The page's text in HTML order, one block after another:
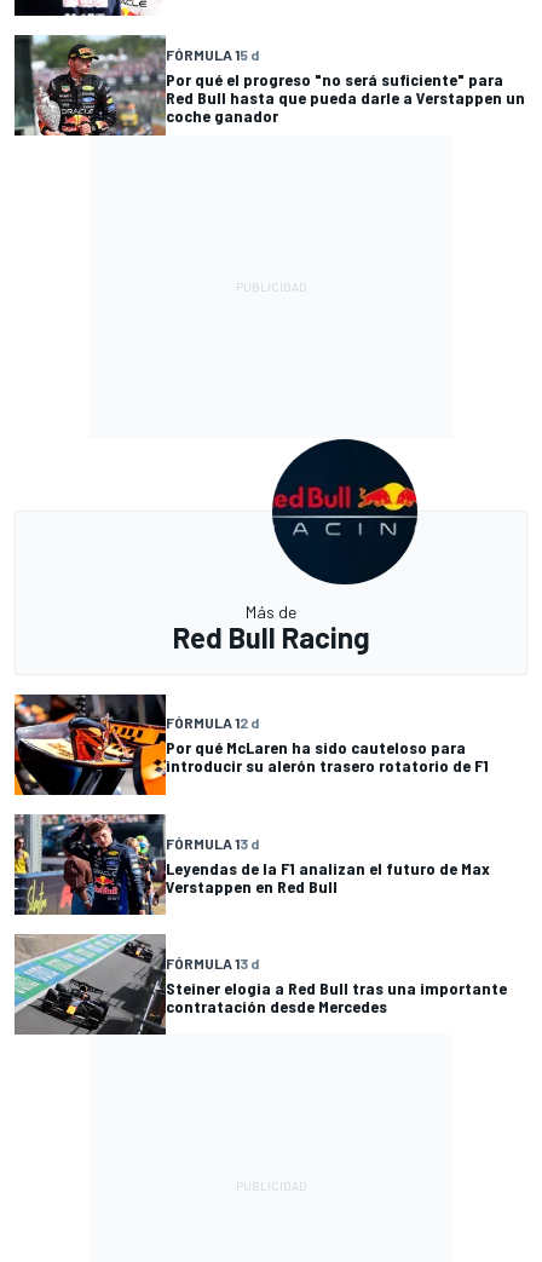
FÓRMULA 15 d
Por qué el progreso "no será suficiente" para
Red Bull hasta que pueda darle a Verstappen un
coche ganador
Más de
Red Bull Racing
FÓRMULA 12 d
Por qué McLaren ha sido cauteloso para
introducir su alerón trasero rotatorio de F1
FÓRMULA 13 d
Leyendas de la F1 analizan el futuro de Max
Verstappen en Red Bull
FÓRMULA 13 d
Steiner elogia a Red Bull tras una importante
contratación desde Mercedes